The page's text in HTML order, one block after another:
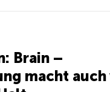
Brain –
macht